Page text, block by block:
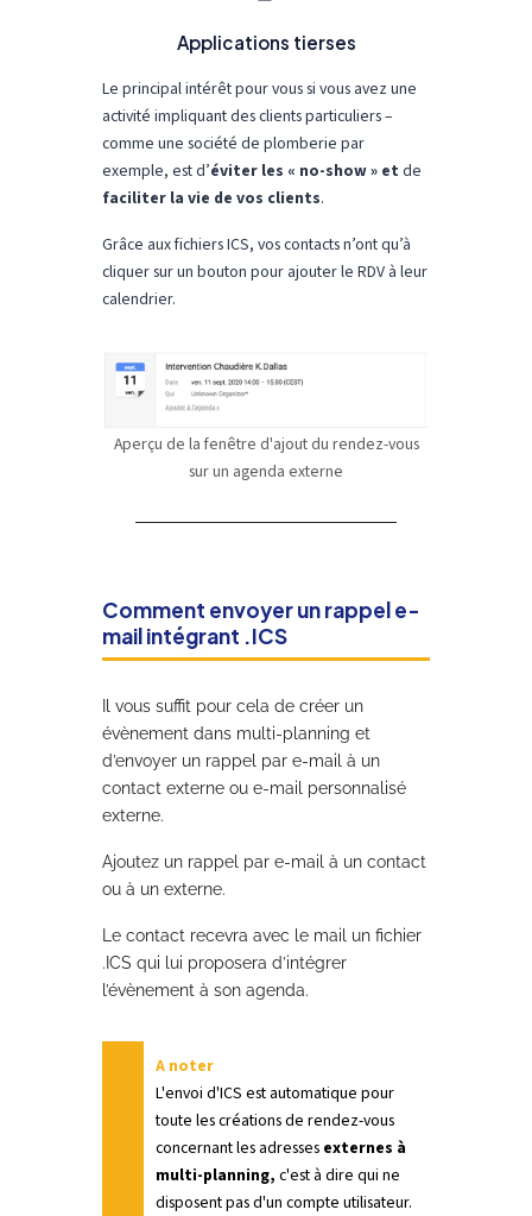
Applications tierses
Le principal intérêt pour vous si vous avez une
activité impliquant des clients particuliers –
comme une société de plomberie par
exemple, est d’éviter les « no-show » et de
faciliter la vie de vos clients.
Grâce aux fichiers ICS, vos contacts n’ont qu’à
cliquer sur un bouton pour ajouter le RDV à leur
calendrier.
Aperçu de la fenêtre d'ajout du rendez-vous
sur un agenda externe
Comment envoyer un rappel e-
mail intégrant .ICS
Il vous suffit pour cela de créer un
évènement dans multi-planning et
d’envoyer un rappel par e-mail à un
contact externe ou e-mail personnalisé
externe.
Ajoutez un rappel par e-mail à un contact
ou à un externe.
Le contact recevra avec le mail un fichier
.ICS qui lui proposera d’intégrer
l’évènement à son agenda.
A noter
L'envoi d'ICS est automatique pour
toute les créations de rendez-vous
concernant les adresses externes à
multi-planning, c'est à dire qui ne
disposent pas d'un compte utilisateur.